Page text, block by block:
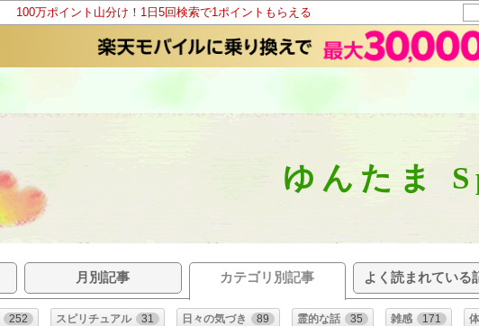
100万ポイント山分け！1日5回検索で1ポイントもらえる
ゆんたま
月別記事 カテゴリ別記事 よく読まれている
252 スピリチュアル 31 日々の気づき 89 霊的な話 35 雑感 171